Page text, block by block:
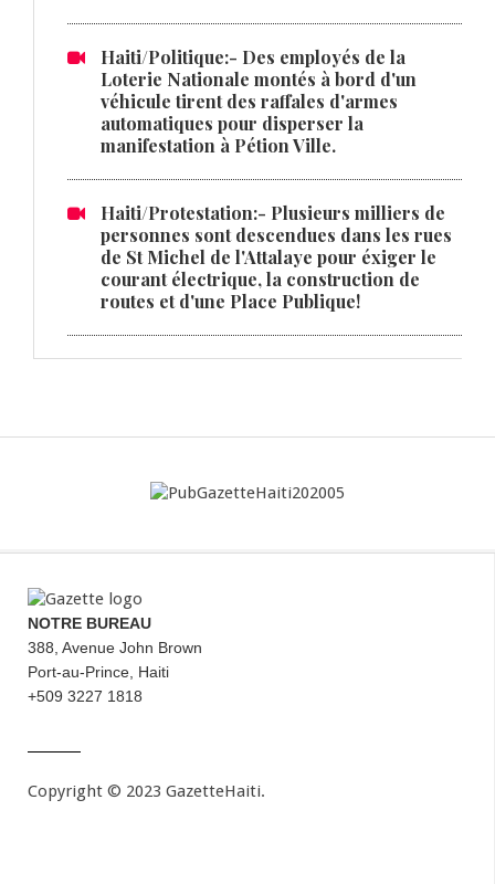
Haiti/Politique:- Des employés de la
Loterie Nationale montés à bord d'un
véhicule tirent des raffales d'armes
automatiques pour disperser la
manifestation à Pétion Ville.
Haiti/Protestation:- Plusieurs milliers de
personnes sont descendues dans les rues
de St Michel de l'Attalaye pour éxiger le
courant électrique, la construction de
routes et d'une Place Publique!
NOTRE BUREAU
388, Avenue John Brown
Port-au-Prince, Haiti
+509 3227 1818
Copyright © 2023 GazetteHaiti.